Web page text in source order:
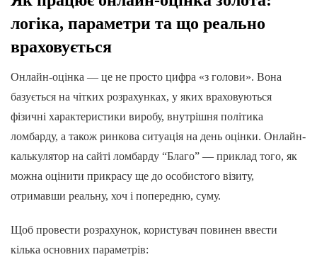
логіка, параметри та що реально
враховується
Онлайн-оцінка — це не просто цифра «з голови». Вона
базується на чітких розрахунках, у яких враховуються
фізичні характеристики виробу, внутрішня політика
ломбарду, а також ринкова ситуація на день оцінки. Онлайн-
калькулятор на сайті ломбарду “Благо” — приклад того, як
можна оцінити прикрасу ще до особистого візиту,
отримавши реальну, хоч і попередню, суму.
Щоб провести розрахунок, користувач повинен ввести
кілька основних параметрів: